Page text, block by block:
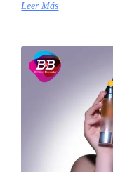
Leer Más